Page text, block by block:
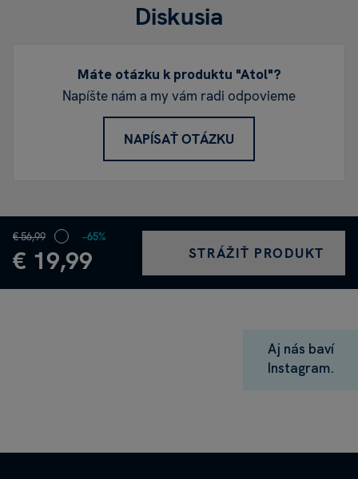
Diskusia
Máte otázku k produktu "Atol"?
Napíšte nám a my vám radi odpovieme
NAPÍSAŤ OTÁZKU
€ 56,99
€ 19,99
−65%
STRÁŽIŤ PRODUKT
Aj nás baví
Instagram.